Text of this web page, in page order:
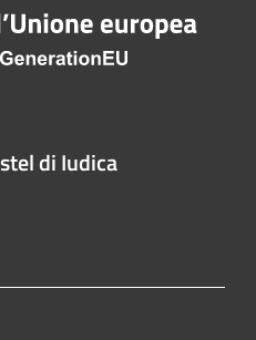
di Iudica